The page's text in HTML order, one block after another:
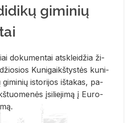
giminių
do­ku­men­tai at­sklei­džia ži­
Ku­ni­gaikš­tys­tės ku­ni­
gi­mi­nių is­to­ri­jos iš­ta­kas, pa­
įsi­lie­ji­mą į Eu­ro­